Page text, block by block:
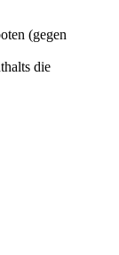
(gegen
die